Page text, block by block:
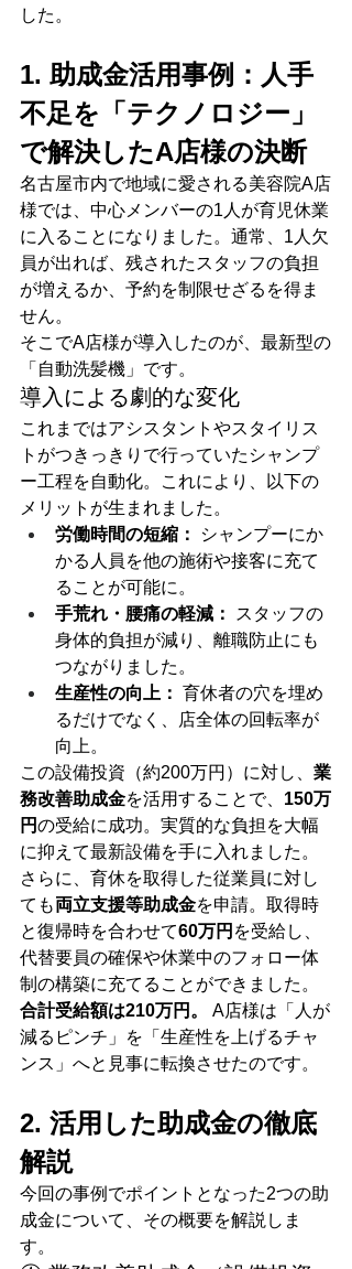
した。
1. 助成金活用事例：人手
不足を「テクノロジー」
で解決したA店様の決断
名古屋市内で地域に愛される美容院A店
様では、中心メンバーの1人が育児休業
に入ることになりました。通常、1人欠
員が出れば、残されたスタッフの負担
が増えるか、予約を制限せざるを得ま
せん。
そこでA店様が導入したのが、最新型の
「自動洗髪機」です。
導入による劇的な変化
これまではアシスタントやスタイリス
トがつきっきりで行っていたシャンプ
ー工程を自動化。これにより、以下の
メリットが生まれました。
労働時間の短縮：
シャンプーにか
かる人員を他の施術や接客に充て
ることが可能に。
手荒れ・腰痛の軽減：
スタッフの
身体的負担が減り、離職防止にも
つながりました。
生産性の向上： 育休者の穴を埋め
るだけでなく、店全体の回転率が
向上。
この設備投資（約200万円）に対し、 業
務改善助成金を活用することで、 150万
円の受給に成功。実質的な負担を大幅
に抑えて最新設備を手に入れました。
さらに、育休を取得した従業員に対し
ても両立支援等助成金を申請。取得時
と復帰時を合わせて60万円 を受給し、
代替要員の確保や休業中のフォロー体
制の構築に充てることができました。
合計受給額は210万円。
A店様は「人が
減るピンチ」を「生産性を上げるチャ
ンス」へと見事に転換させたのです。
2. 活用した助成金の徹底
解説
今回の事例でポイントとなった2つの助
成金について、その概要を解説しま
す。